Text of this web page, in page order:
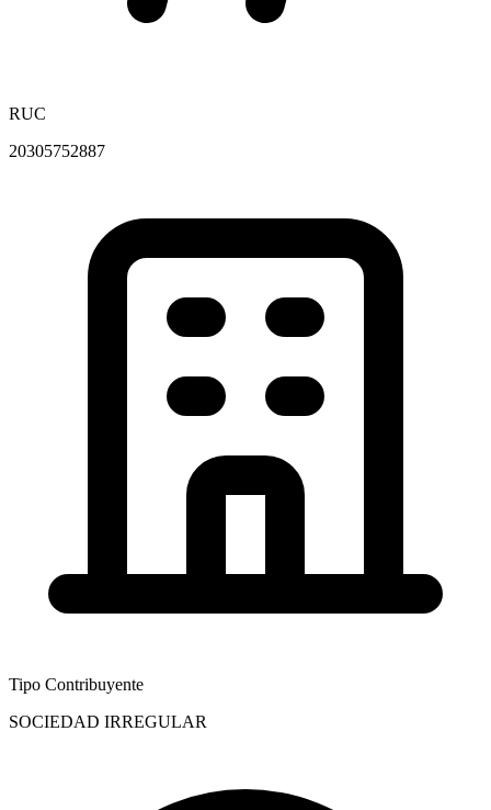
RUC
20305752887
Tipo Contribuyente
SOCIEDAD IRREGULAR